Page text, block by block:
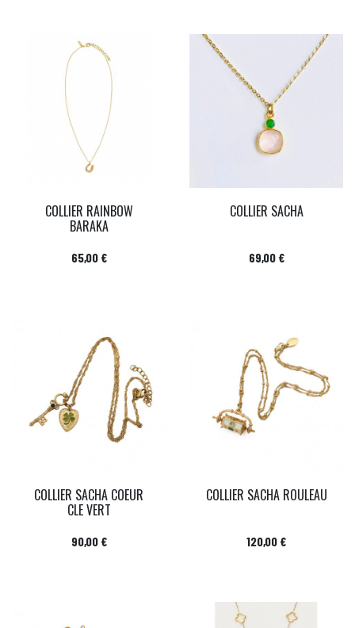
COLLIER RAINBOW
BARAKA
Prix
65,00 €
COLLIER SACHA
Prix
69,00 €
COLLIER SACHA COEUR
CLE VERT
Prix
90,00 €
COLLIER SACHA ROULEAU
Prix
120,00 €